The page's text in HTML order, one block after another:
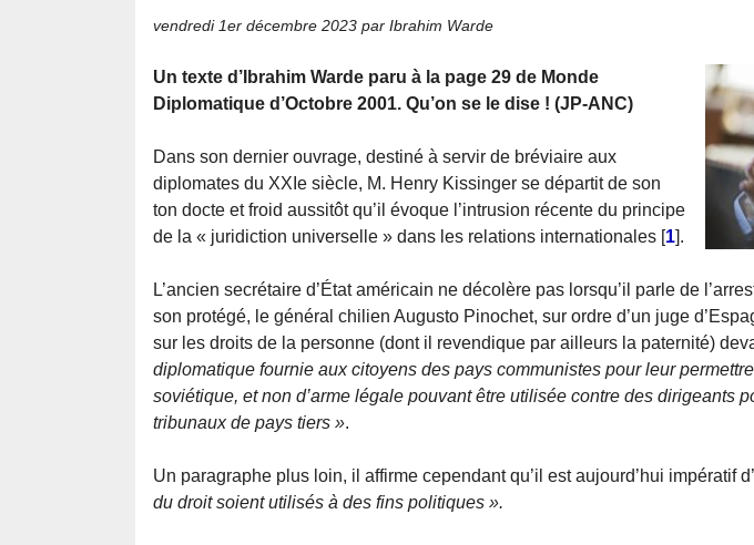
vendredi 1er décembre 2023 par Ibrahim Warde
Un texte d’Ibrahim Warde paru à la page 29 de Monde
Diplomatique d’Octobre 2001. Qu’on se le dise ! (JP-ANC)
Dans son dernier ouvrage, destiné à servir de bréviaire aux
diplomates du XXIe siècle, M. Henry Kissinger se départit de son
ton docte et froid aussitôt qu’il évoque l’intrusion récente du principe
de la « juridiction universelle » dans les relations internationales [1].
L’ancien secrétaire d’État américain ne décolère pas lorsqu’il parle de
son protégé, le général chilien Augusto Pinochet, sur ordre d’un juge
sur les droits de la personne (dont il revendique par ailleurs la paternité)
diplomatique fournie aux citoyens des pays communistes pour leur
soviétique, et non d’arme légale pouvant être utilisée contre des dirigeants
tribunaux de pays tiers ».
Un paragraphe plus loin, il affirme cependant qu’il est aujourd’hui impératif
du droit soient utilisés à des fins politiques ».